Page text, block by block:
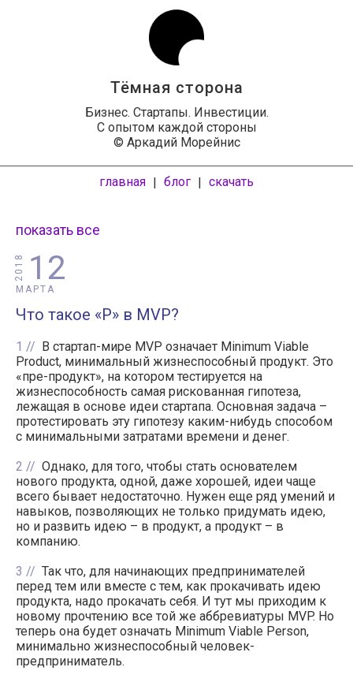
Тёмная сторона
Бизнес. Стартапы. Инвестиции.
С опытом каждой стороны
© Аркадий Морейнис
главная | блог | скачать
показать все
12
МАРТА
2018
Что такое «P» в MVP?
1
В стартап-мире MVP означает Minimum Viable
Product, минимальный жизнеспособный продукт. Это
«пре-продукт», на котором тестируется на
жизнеспособность самая рискованная гипотеза,
лежащая в основе идеи стартапа. Основная задача –
протестировать эту гипотезу каким-нибудь способом
с минимальными затратами времени и денег.
2
Однако, для того, чтобы стать основателем
нового продукта, одной, даже хорошей, идеи чаще
всего бывает недостаточно. Нужен еще ряд умений и
навыков, позволяющих не только придумать идею,
но и развить идею – в продукт, а продукт – в
компанию.
3
Так что, для начинающих предпринимателей
перед тем или вместе с тем, как прокачивать идею
продукта, надо прокачать себя. И тут мы приходим к
новому прочтению все той же аббревиатуры MVP. Но
теперь она будет означать Minimum Viable Person,
минимально жизнеспособный человек-
предприниматель.